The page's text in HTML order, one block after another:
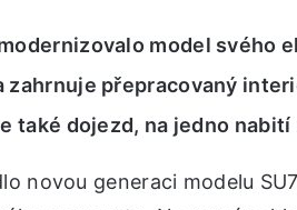
model svého
zahrnuje přepracovaný
také dojezd, na jedno
novou generaci modelu